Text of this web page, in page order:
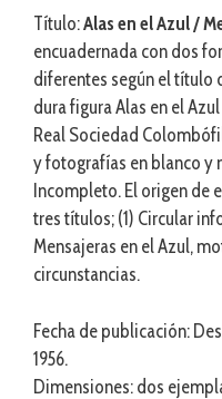
Título:Alas en el Azul /
encuadernada con dos
diferentes según el título
dura figura Alas en el
Real Sociedad
y fotografías en blanco y
Incompleto. El origen
tres títulos; (1) Circular
Mensajeras en el Azul,
circunstancias.
Fecha de publicación:
1956.
Dimensiones: dos